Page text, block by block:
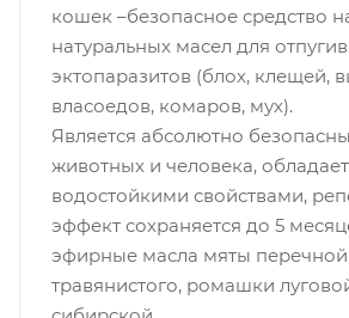
кошек –безопасное средство
натуральных масел для
эктопаразитов (блох, клещей,
власоедов, комаров, мух).
Является абсолютно
животных и человека, обладает
водостойкими свойствами,
эффект сохраняется до 5
эфирные масла мяты
травянистого, ромашки